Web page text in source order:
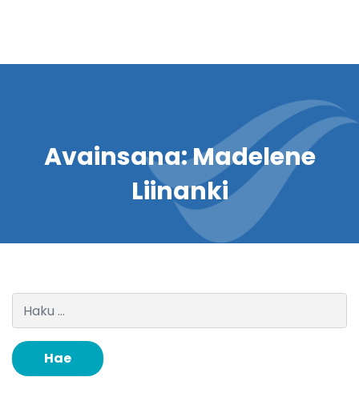
Avainsana:Madelene
Liinanki
Haku: